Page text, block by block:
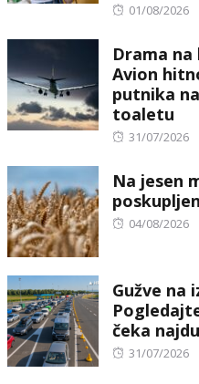
Posted
01/08/2026
Drama
Avion
putnika
toaletu
Posted
31/07/2026
Na jesen
Posted
04/08/2026
Gužve na
čeka
Posted
31/07/2026